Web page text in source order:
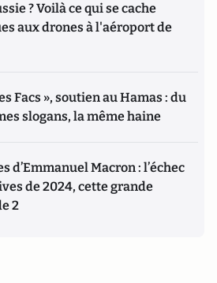
? Voilà ce qui se cache
aux drones à l'aéroport de
Facs », soutien au Hamas : du
slogans, la même haine
d’Emmanuel Macron : l’échec
de 2024, cette grande
2